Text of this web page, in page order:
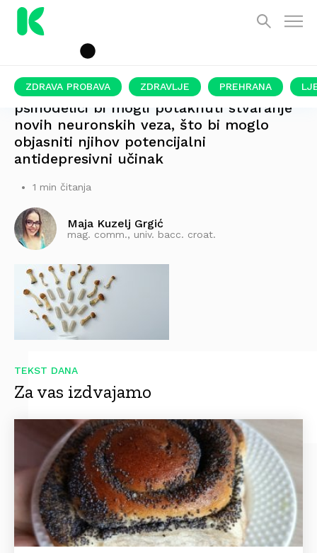
ZDRAVA PROBAVA ZDRAVLJE PREHRANA
psihodelici bi mogli potaknuti stvaranje
novih neuronskih veza, što bi moglo
objasniti njihov potencijalni
antidepresivni učinak
1 min čitanja
Maja Kuzelj Grgić
mag. comm., univ. bacc. croat.
TEKST DANA
Za vas izdvajamo